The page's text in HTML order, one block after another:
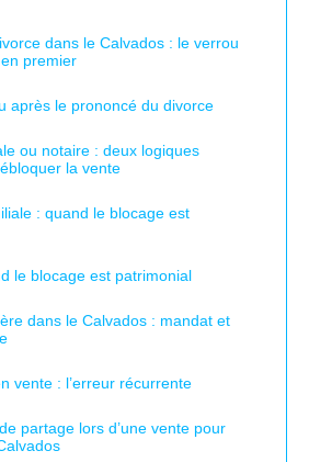
dans le Calvados : le verrou
premier
après le prononcé du divorce
ou notaire : deux logiques
la vente
: quand le blocage est
le blocage est patrimonial
dans le Calvados : mandat et
vente : l’erreur récurrente
partage lors d’une vente pour